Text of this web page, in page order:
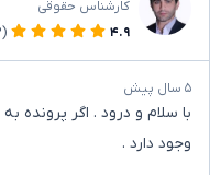
کارشناس حقوقی
۴.۹
(۳۲)
۵ سال پیش
با سلام و درود . اگر پرونده
وجود دارد .